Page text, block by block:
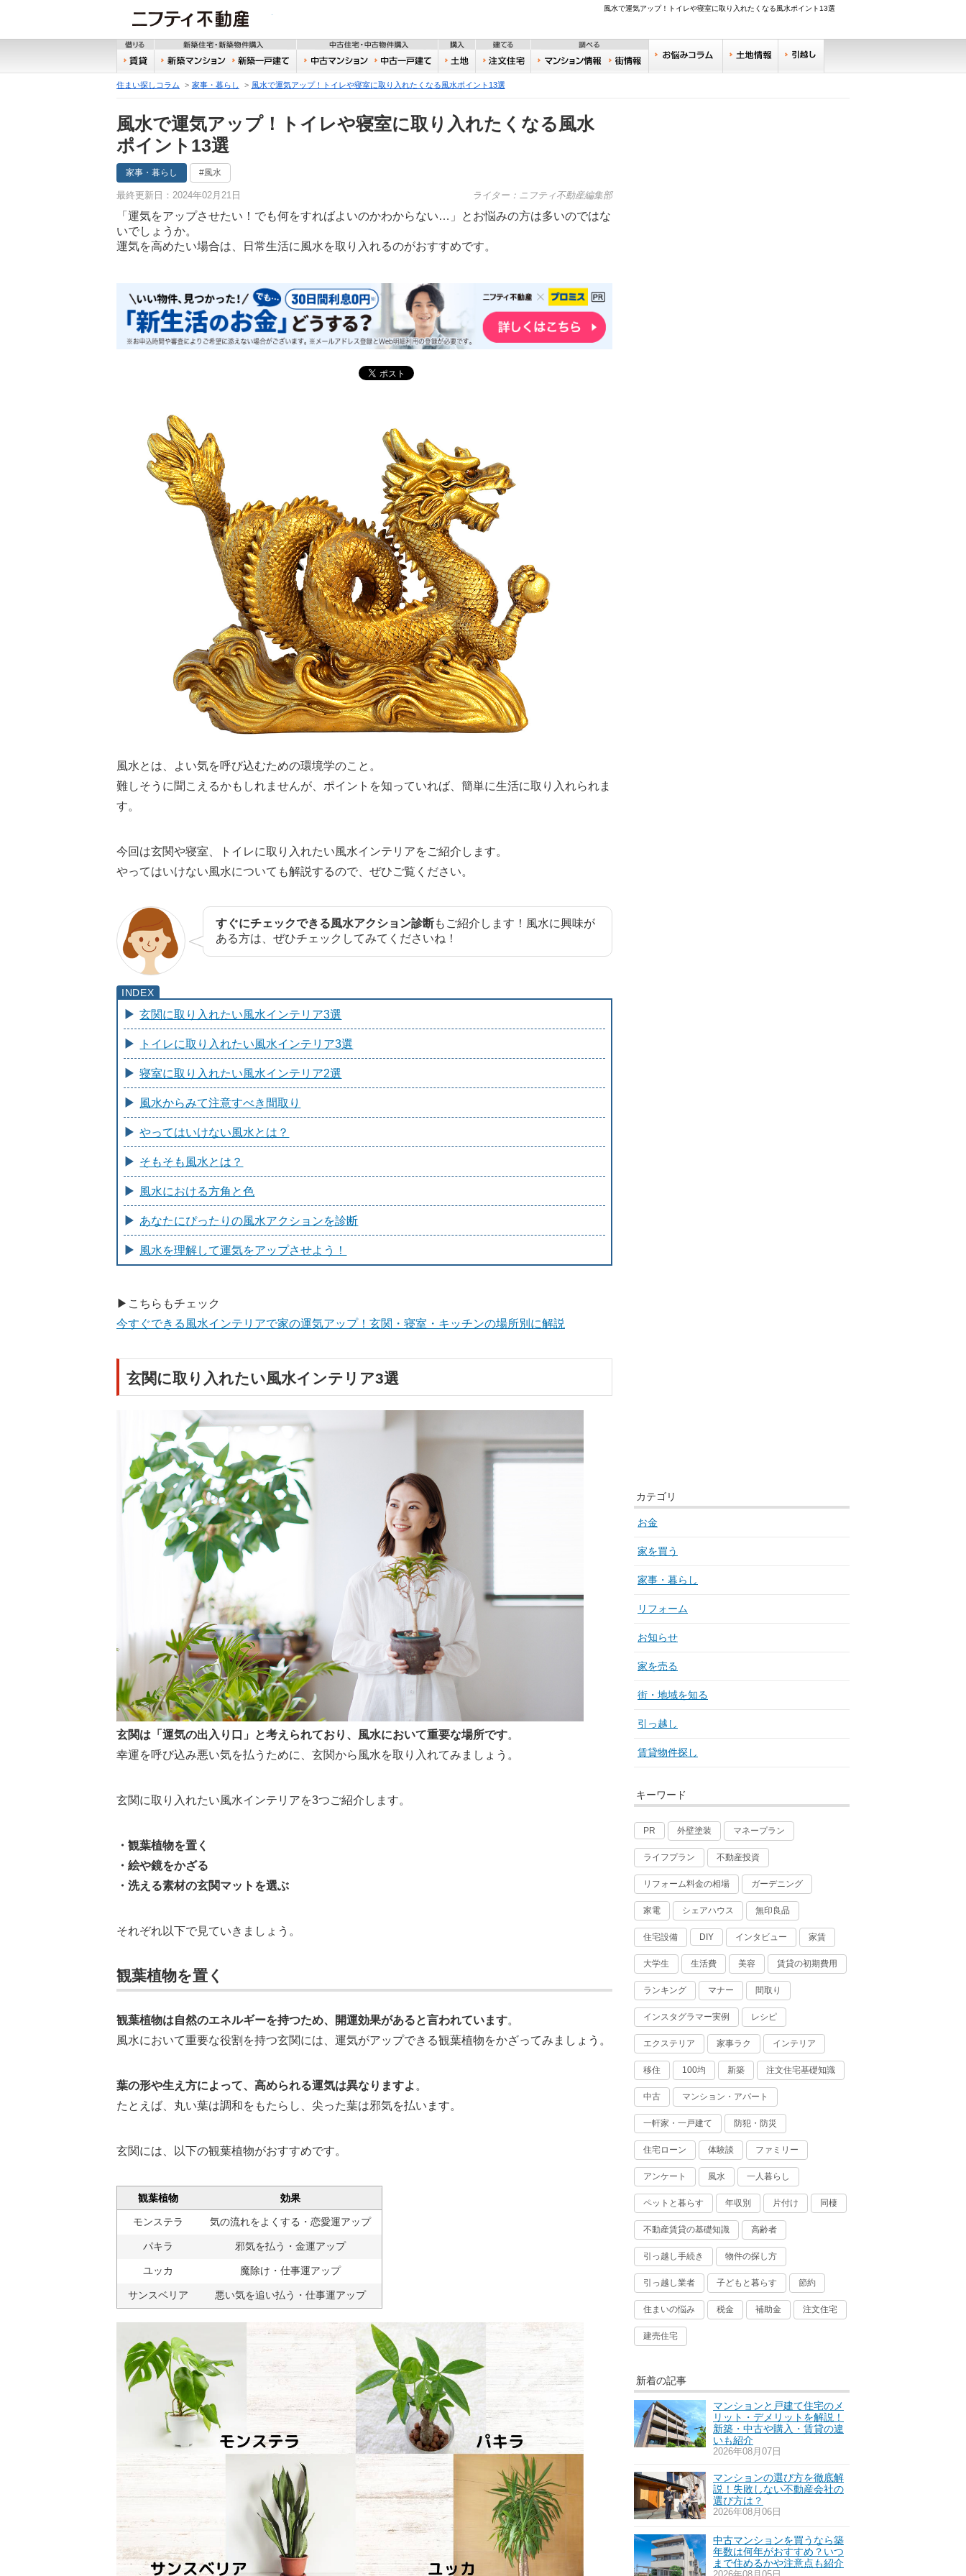
風水で運気アップ！トイレや寝室に取り入れたくなる風水ポイント13選
借りる 新築住宅・新築物件購入 中古住宅・中古物件購入
購入
賃貸
新築マンション 新築一戸建て 中古マンション 中古一戸建て
土地 注文住宅 おうちリサーチ住みやすい街サーチ
住まい探しコラム 家事・暮らし 風水で運気アップ！トイレや寝室に取り入れたくなる風水ポイント13選
風水で運気アップ！トイレや寝室に取り入れたくなる風水
ポイント13選
家事・暮らし #風水
最終更新日：2024年02月21日 ライター：ニフティ不動産編集部
「運気をアップさせたい！でも何をすればよいのかわからない…」とお悩みの方は多いのではな
いでしょうか。
運気を高めたい場合は、日常生活に風水を取り入れるのがおすすめです。
風水とは、よい気を呼び込むための環境学のこと。
難しそうに聞こえるかもしれませんが、ポイントを知っていれば、簡単に生活に取り入れられま
す。
今回は玄関や寝室、トイレに取り入れたい風水インテリアをご紹介します。
やってはいけない風水についても解説するので、ぜひご覧ください。
すぐにチェックできる風水アクション診断もご紹介します！風水に興味が
ある方は、ぜひチェックしてみてくださいね！
玄関に取り入れたい風水インテリア3選
トイレに取り入れたい風水インテリア3選
寝室に取り入れたい風水インテリア2選
風水からみて注意すべき間取り
やってはいけない風水とは？
そもそも風水とは？
風水における方角と色
あなたにぴったりの風水アクションを診断
風水を理解して運気をアップさせよう！
▶こちらもチェック
今すぐできる風水インテリアで家の運気アップ！玄関・寝室・キッチンの場所別に解説
玄関に取り入れたい風水インテリア3選
玄関は「運気の出入り口」と考えられており、風水において重要な場所です。
幸運を呼び込み悪い気を払うために、玄関から風水を取り入れてみましょう。
玄関に取り入れたい風水インテリアを3つご紹介します。
・観葉植物を置く
・絵や鏡をかざる
・洗える素材の玄関マットを選ぶ
それぞれ以下で見ていきましょう。
観葉植物を置く
観葉植物は自然のエネルギーを持つため、開運効果があると言われています。
風水において重要な役割を持つ玄関には、運気がアップできる観葉植物をかざってみましょう。
葉の形や生え方によって、高められる運気は異なりますよ 。
たとえば、丸い葉は調和をもたらし、尖った葉は邪気を払います。
玄関には、以下の観葉植物がおすすめです。
観葉植物 効果
モンステラ 気の流れをよくする・恋愛運アップ
パキラ 邪気を払う・金運アップ
ユッカ 魔除け・仕事運アップ
サンスベリア 悪い気を追い払う・仕事運アップ
カテゴリ
お金
家を買う
家事・暮らし
リフォーム
お知らせ
家を売る
街・地域を知る
引っ越し
賃貸物件探し
キーワード
PR 外壁塗装 マネープラン
ライフプラン 不動産投資
リフォーム料金の相場 ガーデニング
家電 シェアハウス 無印良品
住宅設備 DIY インタビュー 家賃
大学生 生活費 美容 賃貸の初期費用
ランキング マナー 間取り
インスタグラマー実例 レシピ
エクステリア 家事ラク インテリア
移住 100均 新築 注文住宅基礎知識
中古 マンション・アパート
一軒家・一戸建て 防犯・防災
住宅ローン 体験談 ファミリー
アンケート 風水 一人暮らし
ペットと暮らす 年収別 片付け 同棲
不動産賃貸の基礎知識 高齢者
引っ越し手続き 物件の探し方
引っ越し業者 子どもと暮らす 節約
住まいの悩み 税金 補助金 注文住宅
建売住宅
新着の記事
マンションと戸建て住宅のメ
リット・デメリットを解説！
新築・中古や購入・賃貸の違
いも紹介
2026年08月07日
マンションの選び方を徹底解
説！失敗しない不動産会社の
選び方は？
2026年08月06日
中古マンションを買うなら築
年数は何年がおすすめ？いつ
まで住めるかや注意点も紹介